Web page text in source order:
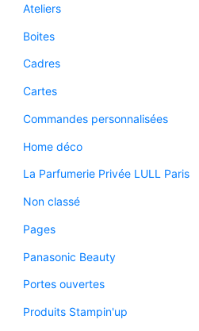
Ateliers
Boites
Cadres
Cartes
Commandes personnalisées
Home déco
La Parfumerie Privée LULL Paris
Non classé
Pages
Panasonic Beauty
Portes ouvertes
Produits Stampin'up